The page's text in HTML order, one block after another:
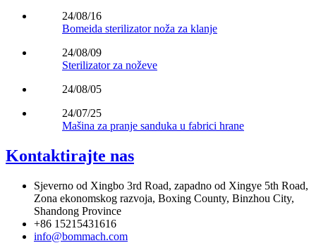
24/08/16
Bomeida sterilizator noža za klanje
24/08/09
Sterilizator za noževe
24/08/05
24/07/25
Mašina za pranje sanduka u fabrici hrane
Kontaktirajte nas
Sjeverno od Xingbo 3rd Road, zapadno od Xingye 5th Road,
Zona ekonomskog razvoja, Boxing County, Binzhou City,
Shandong Province
+86 15215431616
info@bommach.com